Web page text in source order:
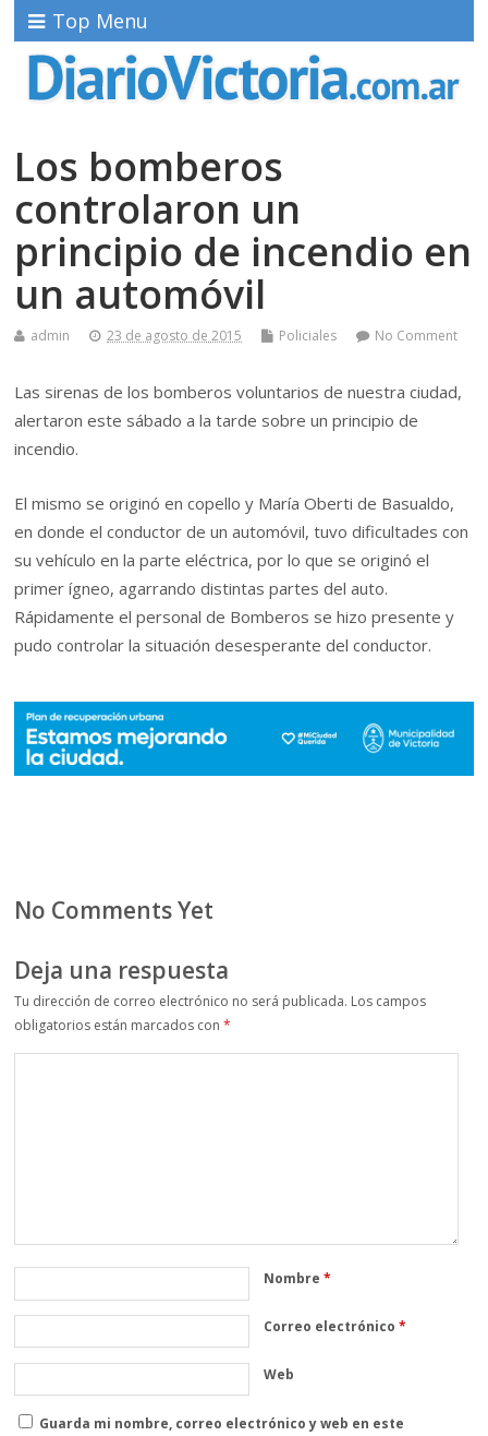
Top Menu
Los bomberos
controlaron un
principio de incendio en
un automóvil
admin 23 de agosto de 2015 Policiales No Comment
Las sirenas de los bomberos voluntarios de nuestra ciudad,
alertaron este sábado a la tarde sobre un principio de
incendio.
El mismo se originó en copello y María Oberti de Basualdo,
en donde el conductor de un automóvil, tuvo dificultades con
su vehículo en la parte eléctrica, por lo que se originó el
primer ígneo, agarrando distintas partes del auto.
Rápidamente el personal de Bomberos se hizo presente y
pudo controlar la situación desesperante del conductor.
No Comments Yet
Deja una respuesta
Tu dirección de correo electrónico no será publicada. Los campos
obligatorios están marcados con*
Nombre*
Correo electrónico*
Web
Guarda mi nombre, correo electrónico y web en este